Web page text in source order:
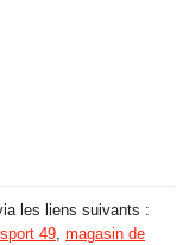
les liens suivants :
49, magasin de